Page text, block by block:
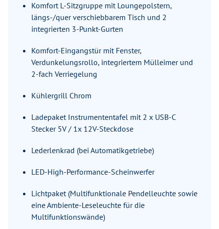
Komfort L-Sitzgruppe mit Loungepolstern,
längs-/quer verschiebbarem Tisch und 2
integrierten 3-Punkt-Gurten
Komfort-Eingangstür mit Fenster,
Verdunkelungsrollo, integriertem Mülleimer und
2-fach Verriegelung
Kühlergrill Chrom
Ladepaket Instrumententafel mit 2 x USB-C
Stecker 5V / 1x 12V-Steckdose
Lederlenkrad (bei Automatikgetriebe)
LED-High-Performance-Scheinwerfer
Lichtpaket (Multifunktionale Pendelleuchte sowie
eine Ambiente-Leseleuchte für die
Multifunktionswände)